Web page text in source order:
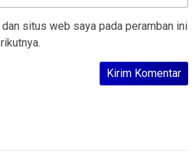
dan situs web saya pada peramban ini